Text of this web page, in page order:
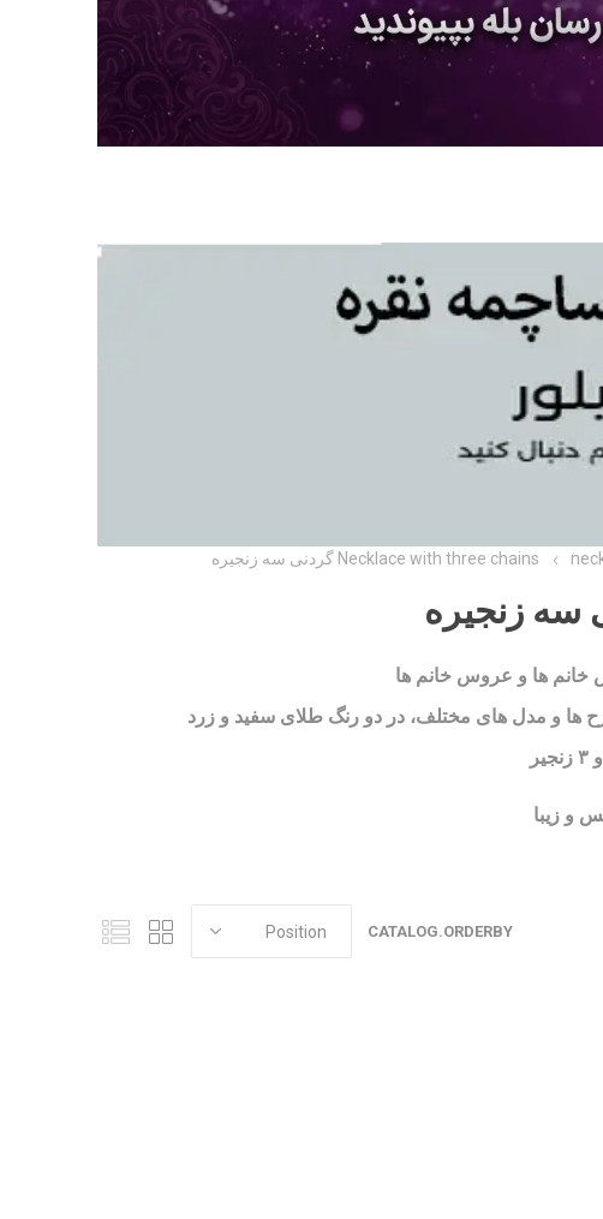
Necklace with three chains گردنی سه زنجیره
خانم ها و عروس خانم ها
ها و مدل های مختلف، در دو رنگ طلای سفید و زرد
و زیبا
CATALOG.ORDERBY